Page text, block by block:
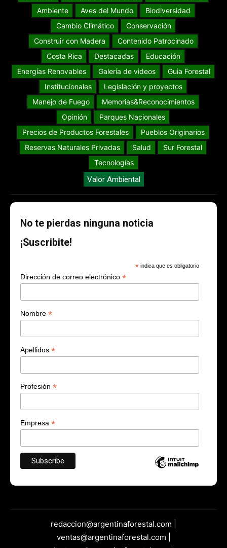
Ambiente
Aves del Mundo
Biodiversidad
Cambio Climático
Conservación
Construir con Madera
Contenido Patrocinado
Costa Rica
Destacadas
Educación
Energías Renovables
Galería de videos
Guia Forestal
Institucionales
Legislación y proyectos
Manejo de Fuego
Memorias&Reconocimientos
Opinión
Parques Nacionales
Precios de Productos Forestales
Pueblos Originarios
Reservas Naturales Privadas
Salud
Sur Forestal
Tecnologías
Valor Ambiental
No te pierdas ninguna noticia
¡Suscribite!
* indica que es obligatorio
Dirección de correo electrónico *
Nombre *
Apellidos *
Profesión *
Empresa *
redaccion@argentinaforestal.com |
ventas@argentinaforestal.com |